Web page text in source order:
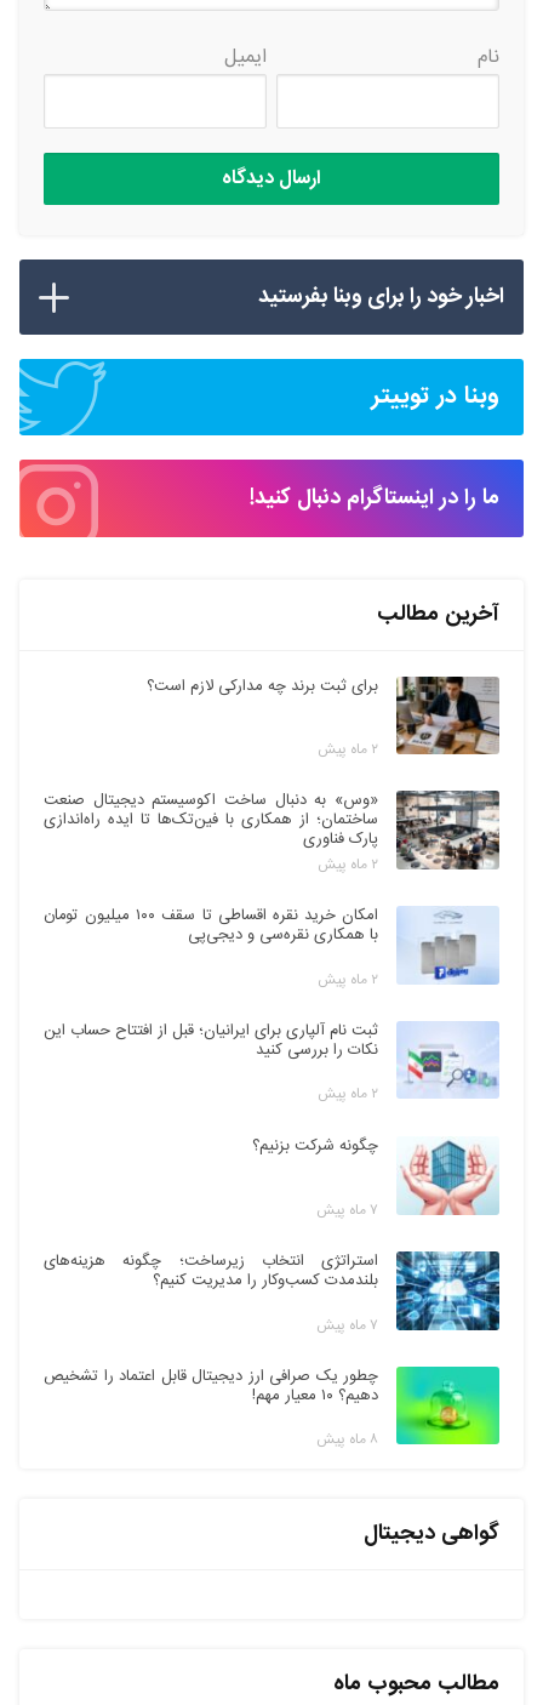
نام ایمیل
اخبار خود را برای وبنا بفرستید
وبنا در توییتر
ما را در اینستاگرام دنبال کنید!
آخرین مطالب
برای ثبت برند چه مدارکی لازم است؟
۲ ماه پیش
«وس» به دنبال ساخت اکوسیستم دیجیتال صنعت
ساختمان؛ از همکاری با فین‌تک‌ها تا ایده راه‌اندازی
پارک فناوری
۲ ماه پیش
امکان خرید نقره اقساطی تا سقف ۱۰۰ میلیون تومان
با همکاری نقره‌سی و دیجی‌پی
۲ ماه پیش
ثبت نام آلپاری برای ایرانیان؛ قبل از افتتاح حساب این
نکات را بررسی کنید
۲ ماه پیش
چگونه شرکت بزنیم؟
۷ ماه پیش
استراتژی انتخاب زیرساخت؛ چگونه هزینه‌های
بلندمدت کسب‌وکار را مدیریت کنیم؟
۷ ماه پیش
چطور یک صرافی ارز دیجیتال قابل اعتماد را تشخیص
دهیم؟ ۱۰ معیار مهم!
۸ ماه پیش
گواهی دیجیتال
مطالب محبوب ماه